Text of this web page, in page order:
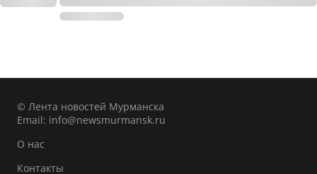
© Лента новостей Мурманска
Email: info@newsmurmansk.ru
О нас
Контакты